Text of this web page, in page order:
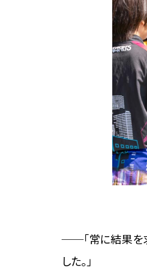
──「常に結果を
した。」